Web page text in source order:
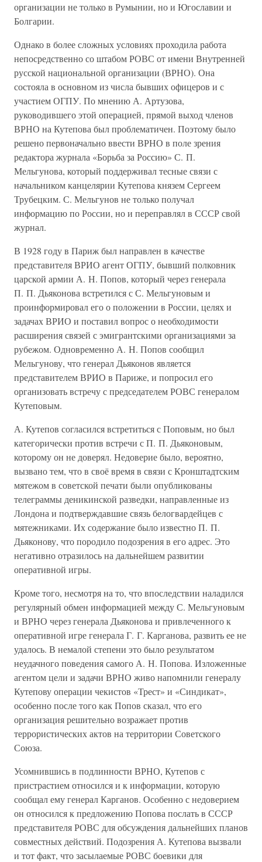
организации не только в Румынии, но и Югославии и
Болгарии.
Однако в более сложных условиях проходила работа
непосредственно со штабом РОВС от имени Внутренней
русской национальной организации (ВРНО). Она
состояла в основном из числа бывших офицеров и с
участием ОГПУ. По мнению А. Артузова,
руководившего этой операцией, прямой выход членов
ВРНО на Кутепова был проблематичен. Поэтому было
решено первоначально ввести ВРНО в поле зрения
редактора журнала «Борьба за Россию» С. П.
Мельгунова, который поддерживал тесные связи с
начальником канцелярии Кутепова князем Сергеем
Трубецким. С. Мельгунов не только получал
информацию по России, но и переправлял в СССР свой
журнал.
В 1928 году в Париж был направлен в качестве
представителя ВРИО агент ОГПУ, бывший полковник
царской армии А. Н. Попов, который через генерала
П. П. Дьяконова встретился с С. Мельгуновым и
проинформировал его о положении в России, целях и
задачах ВРИО и поставил вопрос о необходимости
расширения связей с эмигрантскими организациями за
рубежом. Одновременно А. Н. Попов сообщил
Мельгунову, что генерал Дьяконов является
представителем ВРИО в Париже, и попросил его
организовать встречу с председателем РОВС генералом
Кутеповым.
А. Кутепов согласился встретиться с Поповым, но был
категорически против встречи с П. П. Дьяконовым,
которому он не доверял. Недоверие было, вероятно,
вызвано тем, что в своё время в связи с Кронштадтским
мятежом в советской печати были опубликованы
телеграммы деникинской разведки, направленные из
Лондона и подтверждавшие связь белогвардейцев с
мятежниками. Их содержание было известно П. П.
Дьяконову, что породило подозрения в его адрес. Это
негативно отразилось на дальнейшем развитии
оперативной игры.
Кроме того, несмотря на то, что впоследствии наладился
регулярный обмен информацией между С. Мельгуновым
и ВРНО через генерала Дьяконова и привлеченного к
оперативной игре генерала Г. Г. Карганова, развить ее не
удалось. В немалой степени это было результатом
неудачного поведения самого А. Н. Попова. Изложенные
агентом цели и задачи ВРНО живо напомнили генералу
Кутепову операции чекистов «Трест» и «Синдикат»,
особенно после того как Попов сказал, что его
организация решительно возражает против
террористических актов на территории Советского
Союза.
Усомнившись в подлинности ВРНО, Кутепов с
пристрастием относился и к информации, которую
сообщал ему генерал Карганов. Особенно с недоверием
он относился к предложению Попова послать в СССР
представителя РОВС для обсуждения дальнейших планов
совместных действий. Подозрения А. Кутепова вызвали
и тот факт, что засылаемые РОВС боевики для